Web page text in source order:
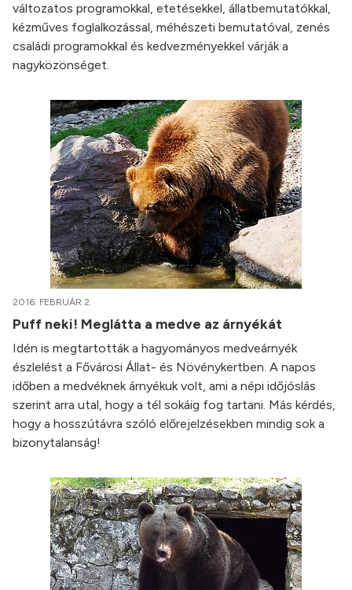
változatos programokkal, etetésekkel, állatbemutatókkal,
kézműves foglalkozással, méhészeti bemutatóval, zenés
családi programokkal és kedvezményekkel várják a
nagyközönséget.
2016. FEBRUÁR 2.
Puff neki! Meglátta a medve az árnyékát
Idén is megtartották a hagyományos medveárnyék
észlelést a Fővárosi Állat- és Növénykertben. A napos
időben a medvéknek árnyékuk volt, ami a népi időjóslás
szerint arra utal, hogy a tél sokáig fog tartani. Más kérdés,
hogy a hosszútávra szóló előrejelzésekben mindig sok a
bizonytalanság!